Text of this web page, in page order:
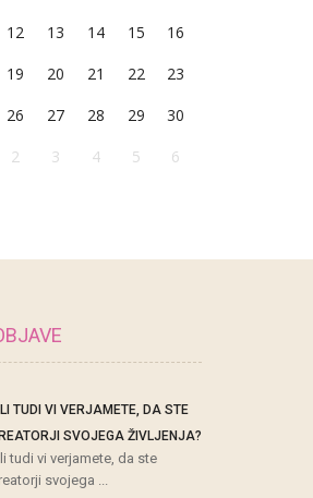
12 13 14 15
16
19 20 21 22
23
26 27 28 29
30
2 3 4 5 6
TUDI VI VERJAMETE, DA STE
SVOJEGA ŽIVLJENJA?
tudi vi verjamete, da ste
svojega ...